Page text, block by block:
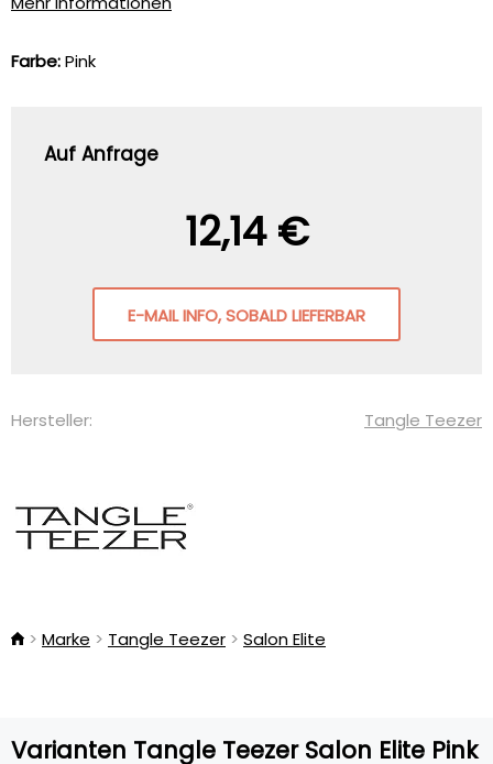
Farbe:Pink
Auf Anfrage
12,14 €
E-MAIL INFO, SOBALD LIEFERBAR
Hersteller: Tangle Teezer
Marke Tangle Teezer Salon Elite
Varianten Tangle Teezer Salon Elite Pink